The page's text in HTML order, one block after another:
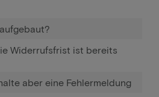
Widerrufsfrist ist bereits
aber eine Fehlermeldung